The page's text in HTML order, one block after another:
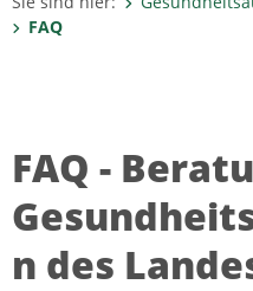
FAQ
FAQ -
n des